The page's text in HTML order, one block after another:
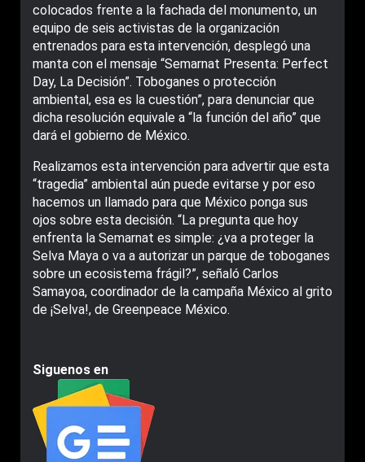
colocados frente a la fachada del monumento, un
equipo de seis activistas de la organización
entrenados para esta intervención, desplegó una
manta con el mensaje “Semarnat Presenta: Perfect
Day, La Decisión”. Toboganes o protección
ambiental, esa es la cuestión”, para denunciar que
dicha resolución equivale a “la función del año” que
dará el gobierno de México.
Realizamos esta intervención para advertir que esta
“tragedia” ambiental aún puede evitarse y por eso
hacemos un llamado para que México ponga sus
ojos sobre esta decisión. “La pregunta que hoy
enfrenta la Semarnat es simple: ¿va a proteger la
Selva Maya o va a autorizar un parque de toboganes
sobre un ecosistema frágil?”, señaló Carlos
Samayoa, coordinador de la campaña México al grito
de ¡Selva!, de Greenpeace México.
Siguenos en